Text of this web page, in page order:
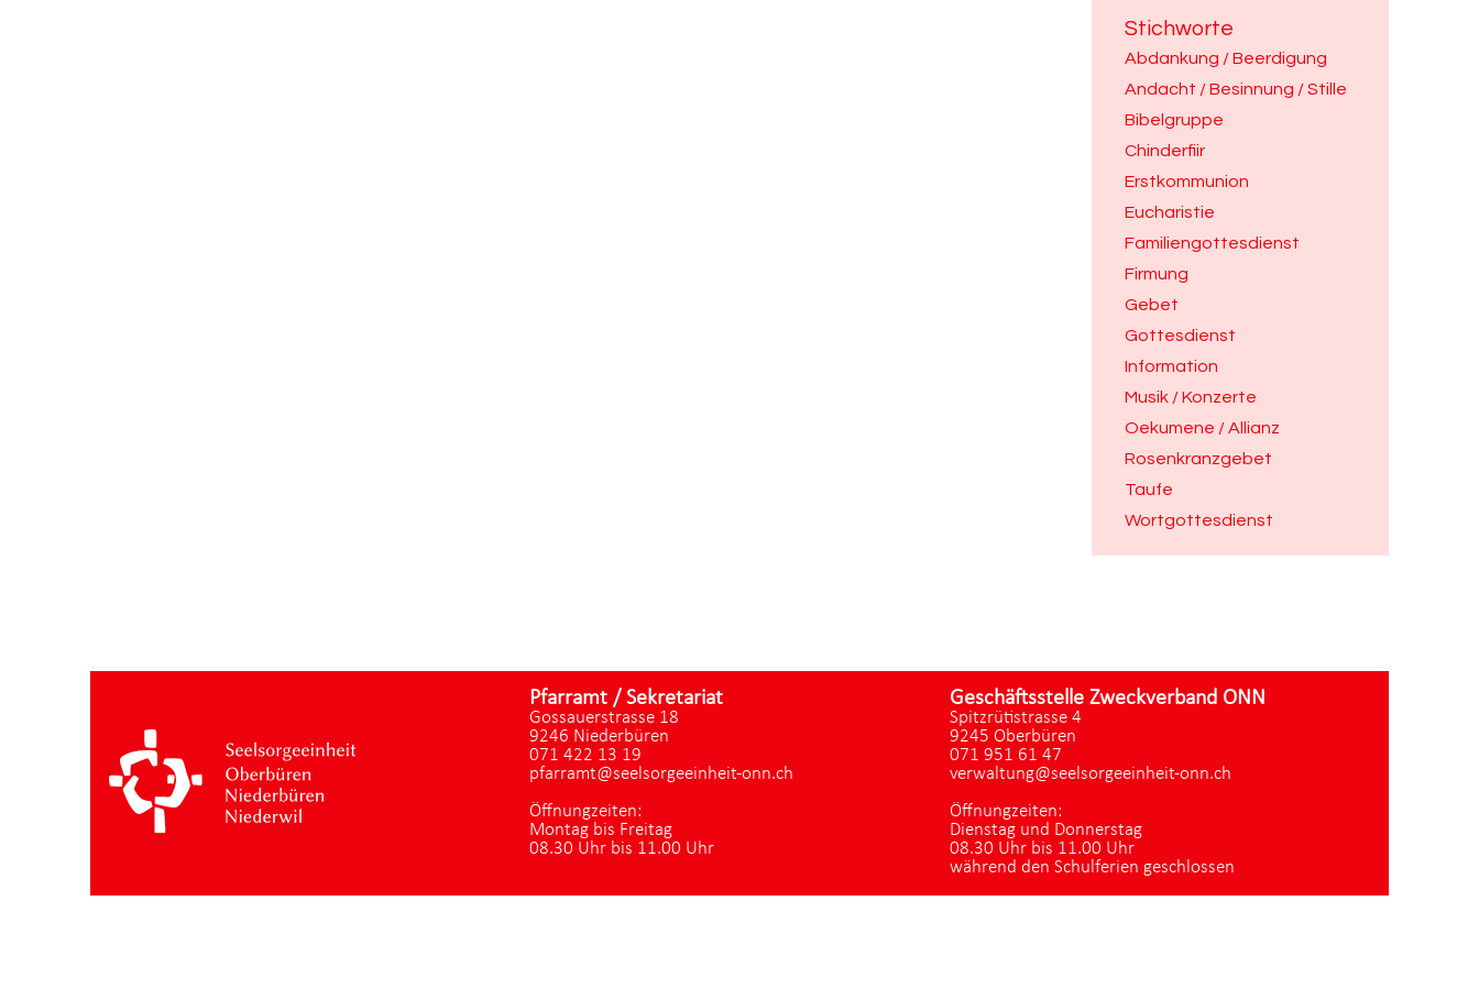
Stichworte
Abdankung / Beerdigung
Andacht / Besinnung / Stille
Bibelgruppe
Chinderfiir
Erstkommunion
Eucharistie
Familiengottesdienst
Firmung
Gebet
Gottesdienst
Information
Musik / Konzerte
Oekumene / Allianz
Rosenkranzgebet
Taufe
Wortgottesdienst
Pfarramt / Sekretariat
Gossauerstrasse 18
9246 Niederbüren
071 422 13 19
pfarramt@seelsorgeeinheit-onn.ch
Öffnungzeiten:
Montag bis Freitag
08.30 Uhr bis 11.00 Uhr
Geschäftsstelle Zweckverband ONN
Spitzrütistrasse 4
9245 Oberbüren
071 951 61 47
verwaltung@seelsorgeeinheit-onn.ch
Öffnungzeiten:
Dienstag und Donnerstag
08.30 Uhr bis 11.00 Uhr
während den Schulferien geschlossen